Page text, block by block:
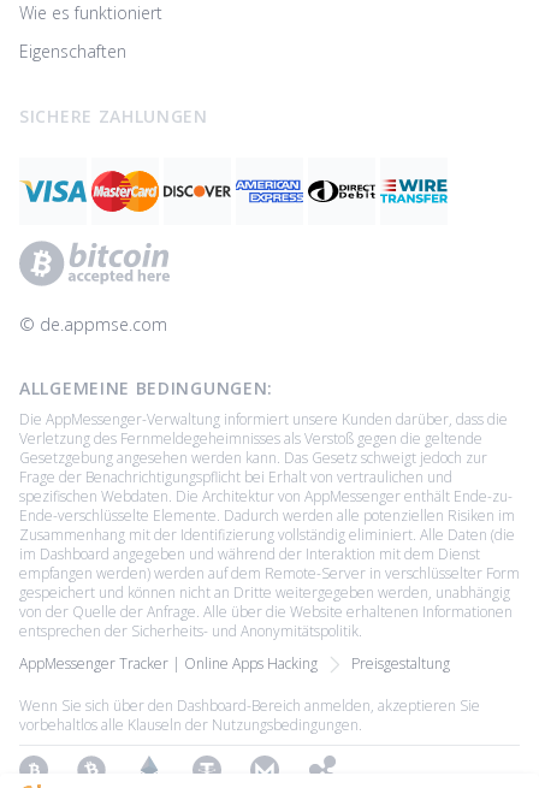
Wie es funktioniert
Eigenschaften
SICHERE ZAHLUNGEN
© ‌de.appmse.com
ALLGEMEINE BEDINGUNGEN:
Die AppMessenger-Verwaltung informiert unsere Kunden darüber, dass die
Verletzung des Fernmeldegeheimnisses als Verstoß gegen die geltende
Gesetzgebung angesehen werden kann. Das Gesetz schweigt jedoch zur
Frage der Benachrichtigungspflicht bei Erhalt von vertraulichen und
spezifischen Webdaten. Die Architektur von AppMessenger enthält Ende-zu-
Ende-verschlüsselte Elemente. Dadurch werden alle potenziellen Risiken im
Zusammenhang mit der Identifizierung vollständig eliminiert. Alle Daten (die
im Dashboard angegeben und während der Interaktion mit dem Dienst
empfangen werden) werden auf dem Remote-Server in verschlüsselter Form
gespeichert und können nicht an Dritte weitergegeben werden, unabhängig
von der Quelle der Anfrage. Alle über die Website erhaltenen Informationen
entsprechen der Sicherheits- und Anonymitätspolitik.
AppMessenger Tracker | Online Apps Hacking
Preisgestaltung
Wenn Sie sich über den Dashboard-Bereich anmelden, akzeptieren Sie
vorbehaltlos alle Klauseln der Nutzungsbedingungen.
BitcoinBitcoin CashEthereumTetherMoneroRipple